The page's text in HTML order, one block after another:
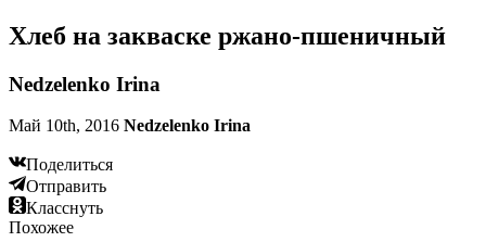
Хлеб на закваске ржано-пшеничный
Nedzelenko Irina
Май 10th, 2016 Nedzelenko Irina
Поделиться
Отправить
Класснуть
Похожее